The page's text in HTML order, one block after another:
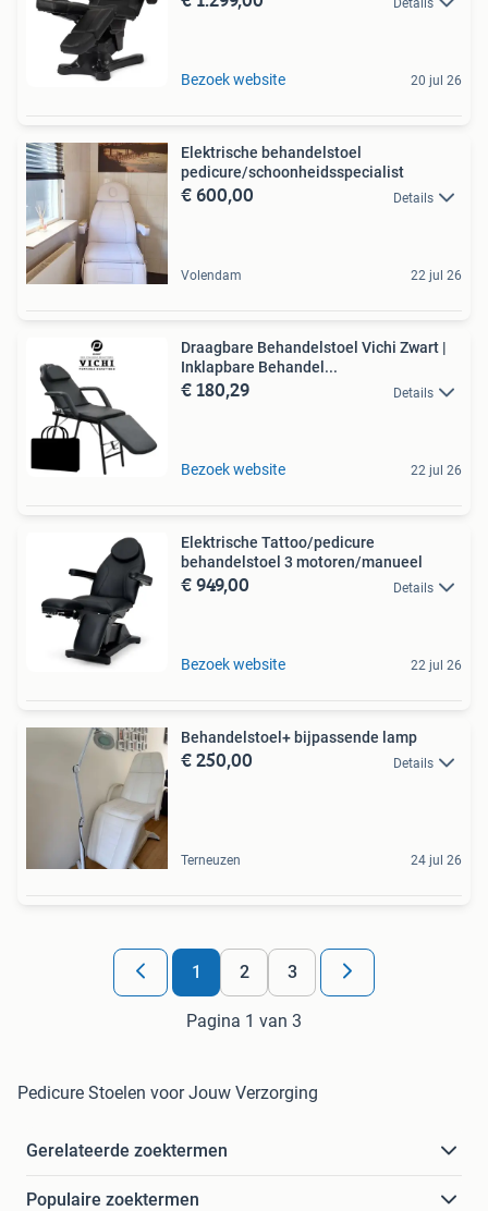
Bezoek website 20 jul 26
Elektrische behandelstoel
pedicure/schoonheidsspecialist
€ 600,00 Details
Volendam 22 jul 26
Draagbare Behandelstoel Vichi Zwart |
Inklapbare Behandel...
€ 180,29 Details
Bezoek website 22 jul 26
Elektrische Tattoo/pedicure
behandelstoel 3 motoren/manueel
€ 949,00 Details
Bezoek website 22 jul 26
Behandelstoel+ bijpassende lamp
€ 250,00 Details
Terneuzen 24 jul 26
1 2 3
Pagina 1 van 3
Pedicure Stoelen voor Jouw Verzorging
Gerelateerde zoektermen
Populaire zoektermen